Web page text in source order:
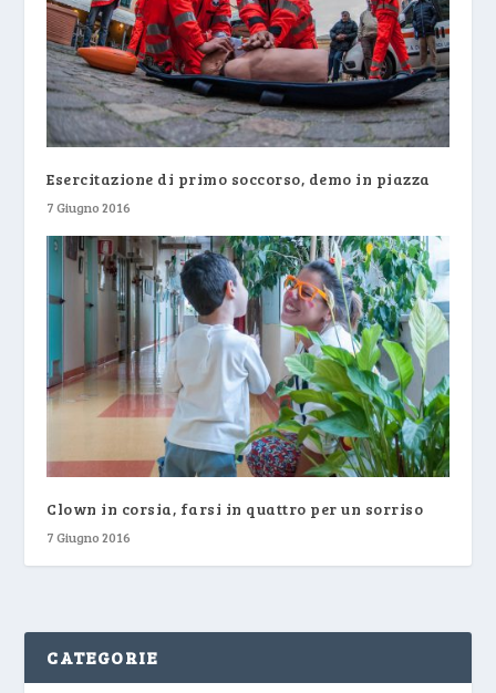
Esercitazione di primo soccorso, demo in piazza
7 Giugno 2016
Clown in corsia, farsi in quattro per un sorriso
7 Giugno 2016
CATEGORIE